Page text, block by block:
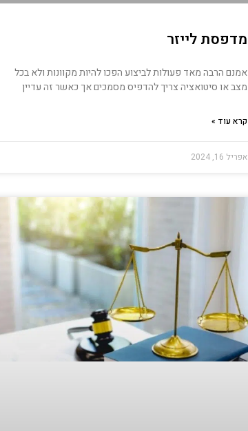
מדפסת לייזר
אמנם הרבה מאד פעולות לביצוע הפכו להיות מקוונות ולא בכל
מצב או סיטואציה צריך להדפיס מסמכים אך כאשר זה עדיין
קרא עוד »
אפריל 16, 2024